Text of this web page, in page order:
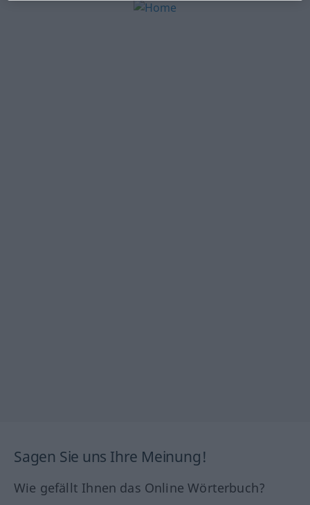
Sagen Sie uns Ihre Meinung!
Wie gefällt Ihnen das Online Wörterbuch?